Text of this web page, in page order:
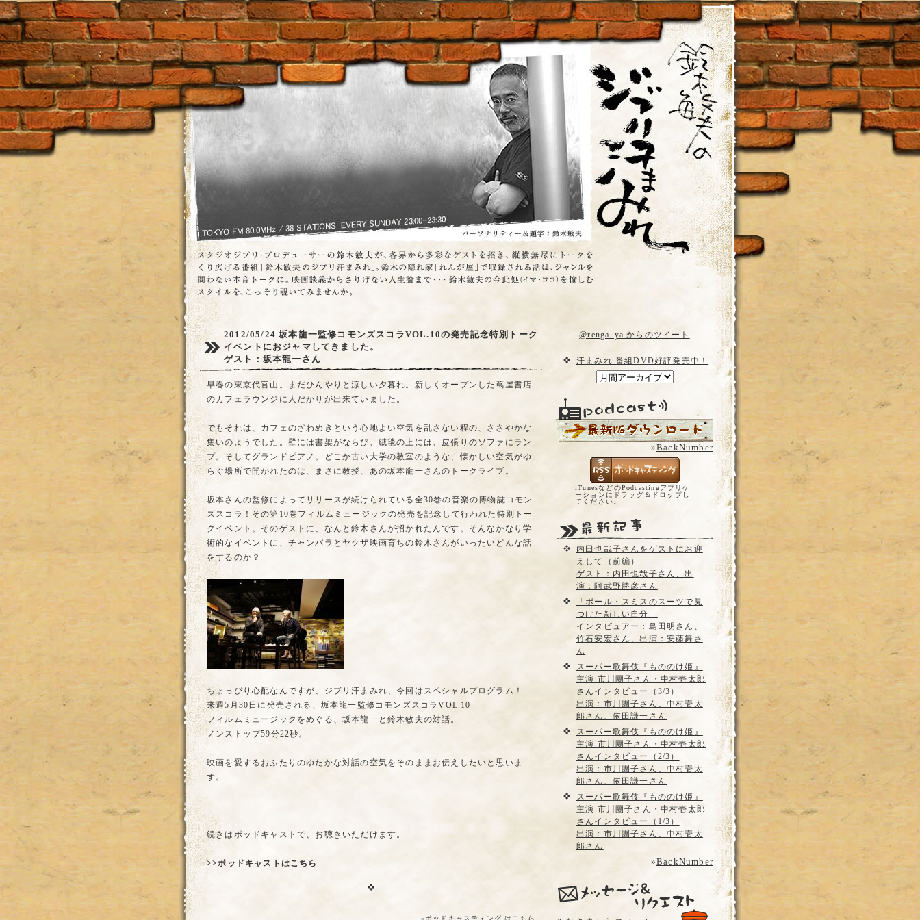
2012/05/24坂本龍一監修コモンズスコラVOL.10の発売記念特別トーク
イベントにおジャマしてきました。
ゲスト：坂本龍一さん
早春の東京代官山。まだひんやりと涼しい夕暮れ。新しくオープンした蔦屋書店
のカフェラウンジに人だかりが出来ていました。
でもそれは、カフェのざわめきという心地よい空気を乱さない程の、ささやかな
集いのようでした。壁には書架がならび、絨毯の上には、皮張りのソファにラン
プ。そしてグランドピアノ。どこか古い大学の教室のような、懐かしい空気がゆ
らぐ場所で開かれたのは、まさに教授、あの坂本龍一さんのトークライブ。
坂本さんの監修によってリリースが続けられている全30巻の音楽の博物誌コモン
ズスコラ！その第10巻フィルムミュージックの発売を記念して行われた特別トー
クイベント。そのゲストに、なんと鈴木さんが招かれたんです。そんなかなり学
術的なイベントに、チャンバラとヤクザ映画育ちの鈴木さんがいったいどんな話
をするのか？
ちょっぴり心配なんですが、ジブリ汗まみれ、今回はスペシャルプログラム！
来週5月30日に発売される、坂本龍一監修コモンズスコラVOL.10
フィルムミュージックをめぐる、坂本龍一と鈴木敏夫の対話。
ノンストップ59分22秒。
映画を愛するおふたりのゆたかな対話の空気をそのままお伝えしたいと思いま
す。
続きはポッドキャストで、お聴きいただけます。
>>ポッドキャストはこちら
»ポッドキャスティング はこちら
@renga_ya からのツイート
汗まみれ 番組DVD好評発売中！
»BackNumber
iTunesなどのPodcastingアプリケ
ーションにドラッグ＆ドロップし
てください。
内田也哉子さんをゲストにお迎
えして（前編）
ゲスト：内田也哉子さん、出
演：阿武野勝彦さん
「ポール・スミスのスーツで見
つけた新しい自分」
インタビュアー：島田明さん、
竹石安宏さん、出演：安藤舞さ
ん
スーパー歌舞伎『もののけ姫』
主演 市川團子さん・中村壱太郎
さんインタビュー（3/3）
出演：市川團子さん、中村壱太
郎さん、依田謙一さん
スーパー歌舞伎『もののけ姫』
主演 市川團子さん・中村壱太郎
さんインタビュー（2/3）
出演：市川團子さん、中村壱太
郎さん、依田謙一さん
スーパー歌舞伎『もののけ姫』
主演 市川團子さん・中村壱太郎
さんインタビュー（1/3）
出演：市川團子さん、中村壱太
郎さん
»BackNumber